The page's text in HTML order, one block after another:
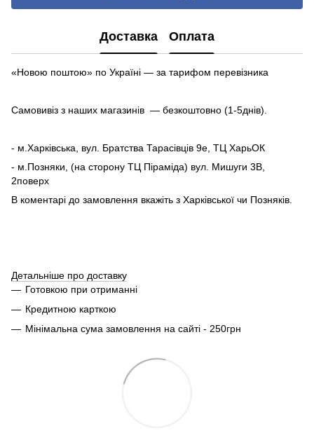
Доставка Оплата
«Новою поштою» по Україні — за тарифом перевізника
Самовивіз з наших магазинів — безкоштовно (1-5днів).
- м.Харківська, вул. Братства Тарасівців 9е, ТЦ ХарьОК
- м.Позняки, (на сторону ТЦ Піраміда) вул. Мишуги 3В,
2поверх
В коментарі до замовлення вкажіть з Харківської чи Позняків.
Детальніше про доставку
Готовкою при отриманні
Кредитною карткою
Мінімальна сума замовлення на сайті - 250грн